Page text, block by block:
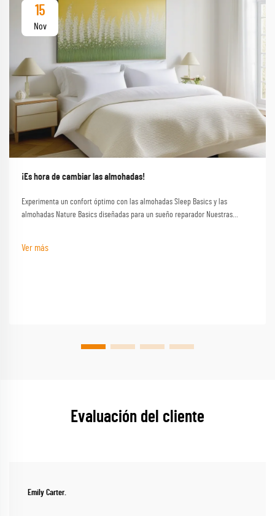
15
Nov
¡Es hora de cambiar las almohadas!
Experimenta un confort óptimo con las almohadas Sleep Basics y las
almohadas Nature Basics diseñadas para un sueño reparador Nuestras
Ver más
Evaluación del cliente
Emily Carter.